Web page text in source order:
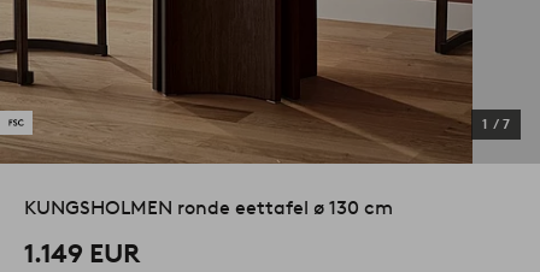
1 / 7
KUNGSHOLMEN ronde eettafel ø 130 cm
1.149 EUR